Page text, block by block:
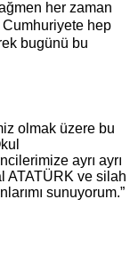
her zaman
Cumhuriyete hep
bugünü bu
olmak üzere bu
ayrı ayrı
ATATÜRK ve silah
sunuyorum.”